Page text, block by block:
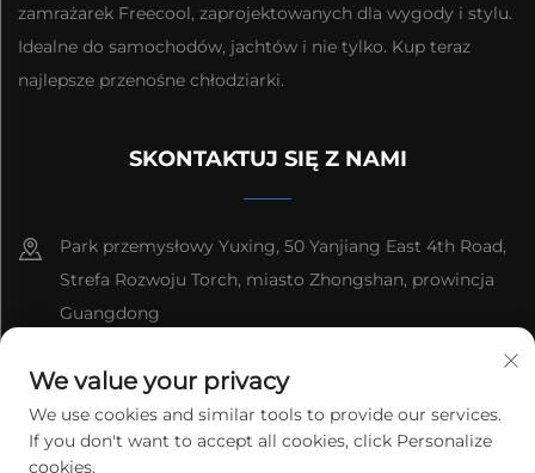
zamrażarek Freecool, zaprojektowanych dla wygody i stylu.
Idealne do samochodów, jachtów i nie tylko. Kup teraz
najlepsze przenośne chłodziarki.
SKONTAKTUJ SIĘ Z NAMI
Park przemysłowy Yuxing, 50 Yanjiang East 4th Road,
Strefa Rozwoju Torch, miasto Zhongshan, prowincja
Guangdong
8613603092966
[email protected]
We value your privacy
We use cookies and similar tools to provide our services.
If you don't want to accept all cookies, click Personalize
cookies.